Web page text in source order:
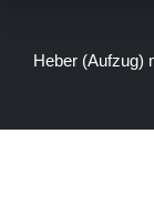
Heber (Aufzug)